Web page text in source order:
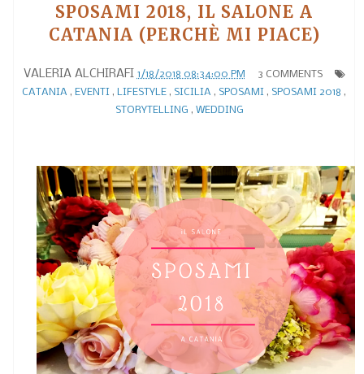
SPOSAMI 2018, IL SALONE A
CATANIA (PERCHÈ MI PIACE)
VALERIA ALCHIRAFI 1/18/2018 08:34:00 PM
3 COMMENTS
CATANIA , EVENTI , LIFESTYLE , SICILIA , SPOSAMI , SPOSAMI 2018 ,
STORYTELLING , WEDDING